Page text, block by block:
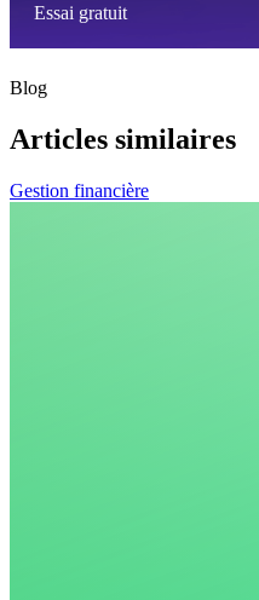
Essai gratuit
Blog
Articles similaires
Gestion financière